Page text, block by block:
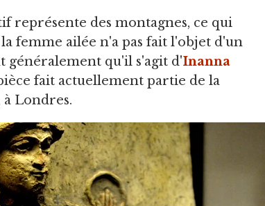
représente des montagnes, ce qui
femme ailée n'a pas fait l'objet d'un
généralement qu'il s'agit d'Inanna
fait actuellement partie de la
Londres.